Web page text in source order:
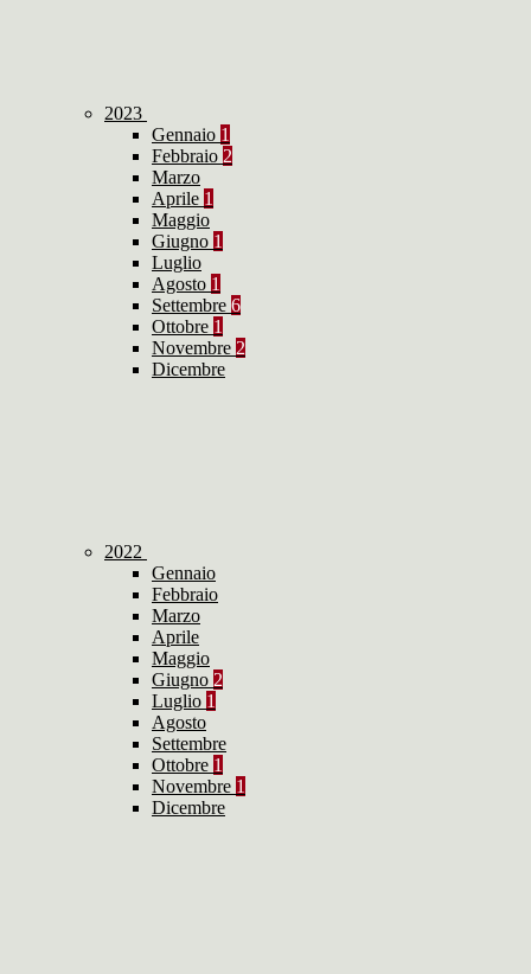
2023
Gennaio 1
Febbraio 2
Marzo
Aprile 1
Maggio
Giugno 1
Luglio
Agosto 1
Settembre 6
Ottobre 1
Novembre 2
Dicembre
2022
Gennaio
Febbraio
Marzo
Aprile
Maggio
Giugno 2
Luglio 1
Agosto
Settembre
Ottobre 1
Novembre 1
Dicembre